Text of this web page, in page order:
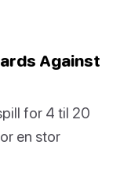
Against
for 4 til 20
en stor